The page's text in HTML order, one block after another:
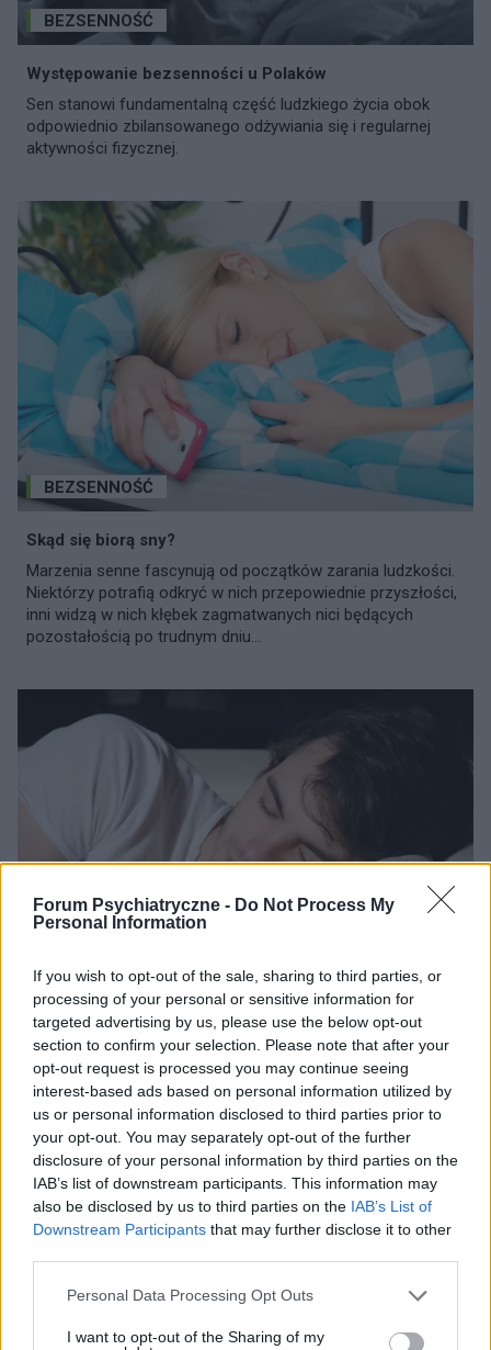
Forum Psychiatryczne - Do Not Process My
Personal Information
If you wish to opt-out of the sale, sharing to third parties, or
processing of your personal or sensitive information for
targeted advertising by us, please use the below opt-out
section to confirm your selection. Please note that after your
opt-out request is processed you may continue seeing
interest-based ads based on personal information utilized by
us or personal information disclosed to third parties prior to
your opt-out. You may separately opt-out of the further
disclosure of your personal information by third parties on the
IAB’s list of downstream participants. This information may
also be disclosed by us to third parties on the IAB’s List of
Downstream Participants that may further disclose it to other
Personal Data Processing Opt Outs
I want to opt-out of the Sharing of my
BEZSENNOŚĆ
Występowanie bezsenności u Polaków
Sen stanowi fundamentalną część ludzkiego życia obok
odpowiednio zbilansowanego odżywiania się i regularnej
aktywności fizycznej.
BEZSENNOŚĆ
Skąd się biorą sny?
Marzenia senne fascynują od początków zarania ludzkości.
Niektórzy potrafią odkryć w nich przepowiednie przyszłości,
inni widzą w nich kłębek zagmatwanych nici będących
pozostałością po trudnym dniu...
BEZSENNOŚĆ
Sen – unikalne połączenie obowiązku i przyjemności
Czy można sobie wyobrazić życie bez snu? Wyobrazić może
i można, ale to raczej tematyka bliższa literaturze z gatunku
science-fiction. Podczas doby przesypiamy, w zależności od
osoby, 20-30% czasu....